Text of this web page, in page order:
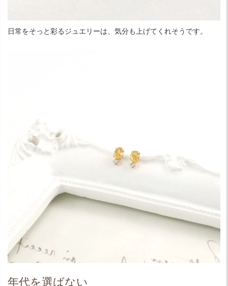
日常をそっと彩るジュエリーは、気分も上げてくれそうです。
年代を選ばない